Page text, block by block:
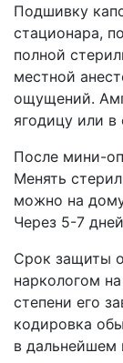
Подшивку
стационара,
полной
местной
ощущений.
ягодицу или в
После мини-
Менять
можно на
Через 5-7
Срок защиты
наркологом
степени его
кодировка
в дальнейшем